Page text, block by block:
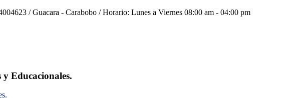
/ Guacara - Carabobo / Horario: Lunes a Viernes 08:00 am - 04:00 pm
Educacionales.